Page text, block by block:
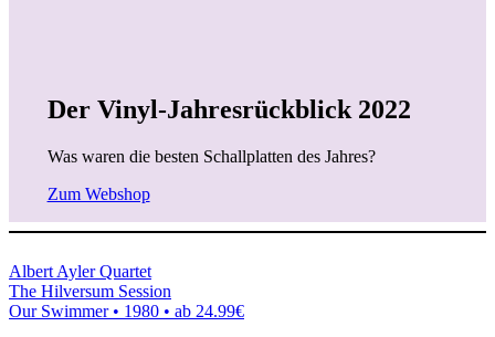
Der Vinyl-Jahresrückblick 2022
Was waren die besten Schallplatten des Jahres?
Zum Webshop
Albert Ayler Quartet
The Hilversum Session
Our Swimmer • 1980 • ab 24.99€